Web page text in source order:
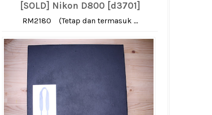
[SOLD] Nikon D800 [d3701]
RM2180 (Tetap dan termasuk ...